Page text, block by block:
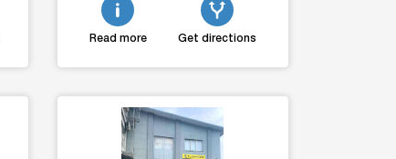
Read more Get directions